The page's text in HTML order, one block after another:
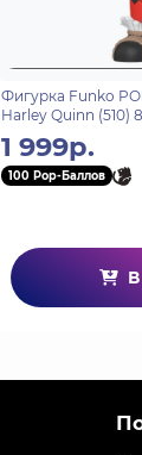
Фигурка Funko
Harley Quinn (510)
1 999р.
100 Pop-Баллов